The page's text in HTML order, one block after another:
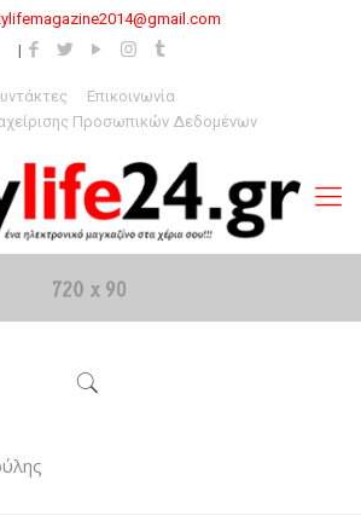
Επικοινωνία
Προσωπικών Δεδομένων